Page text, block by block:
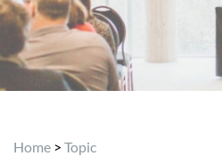
Home > Topic